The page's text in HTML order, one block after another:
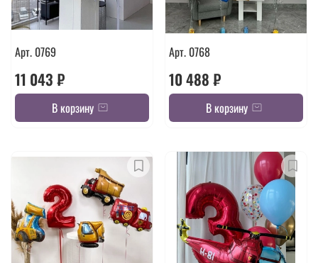
Арт. 0769
11 043 ₽
В корзину
Арт. 0768
10 488 ₽
В корзину